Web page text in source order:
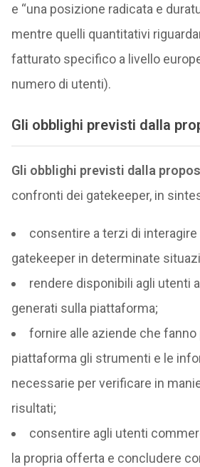
e “una posizione radicata e
mentre quelli quantitativi
fatturato specifico a livello
numero di utenti).
Gli obblighi previsti dalla
Gli obblighi previsti dalla
confronti dei gatekeeper, in
consentire a terzi di interagire
gatekeeper in determinate
rendere disponibili agli utenti
generati sulla piattaforma;
fornire alle aziende che
piattaforma gli strumenti e le
necessarie per verificare in
risultati;
consentire agli utenti
la propria offerta e concludere